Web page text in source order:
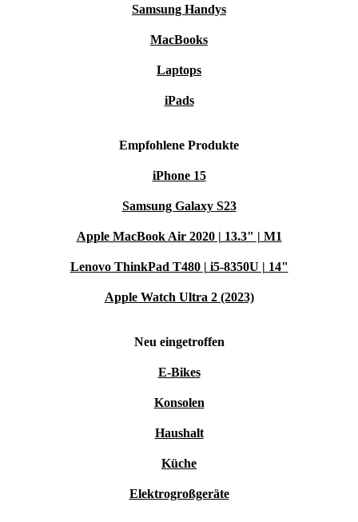
Samsung Handys
MacBooks
Laptops
iPads
Empfohlene Produkte
iPhone 15
Samsung Galaxy S23
Apple MacBook Air 2020 | 13.3" | M1
Lenovo ThinkPad T480 | i5-8350U | 14"
Apple Watch Ultra 2 (2023)
Neu eingetroffen
E-Bikes
Konsolen
Haushalt
Küche
Elektrogroßgeräte